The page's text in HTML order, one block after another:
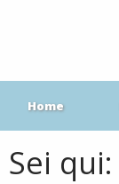
Home
Sei qui: